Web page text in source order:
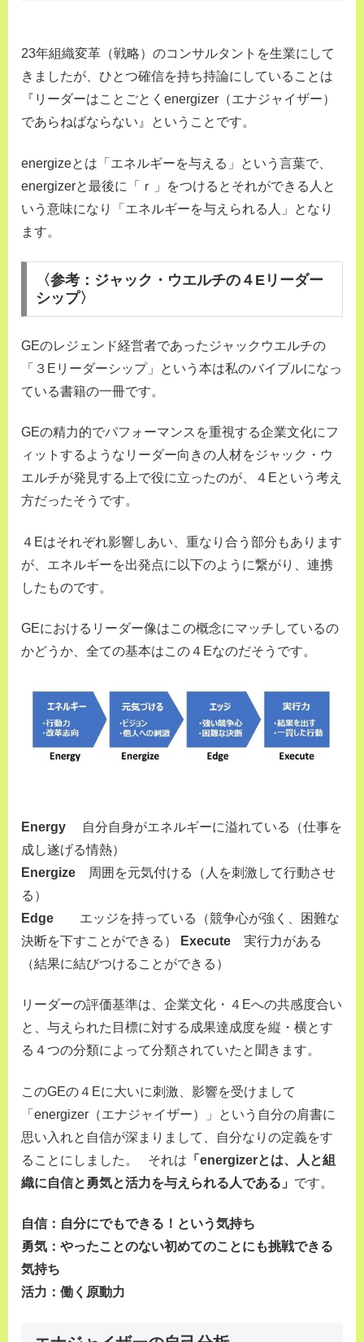
23年組織変革（戦略）のコンサルタントを生業にして
きましたが、ひとつ確信を持ち持論にしていることは
『リーダーはことごとくenergizer（エナジャイザー）
であらねばならない』ということです。
energizeとは「エネルギーを与える」という言葉で、
energizerと最後に「ｒ」をつけるとそれができる人と
いう意味になり「エネルギーを与えられる人」となり
ます。
〈参考：ジャック・ウエルチの４Eリーダー
シップ〉
GEのレジェンド経営者であったジャックウエルチの
「３Eリーダーシップ」という本は私のバイブルになっ
ている書籍の一冊です。
GEの精力的でパフォーマンスを重視する企業文化にフ
ィットするようなリーダー向きの人材をジャック・ウ
エルチが発見する上で役に立ったのが、４Eという考え
方だったそうです。
４Eはそれぞれ影響しあい、重なり合う部分もあります
が、エネルギーを出発点に以下のように繋がり、連携
したものです。
GEにおけるリーダー像はこの概念にマッチしているの
かどうか、全ての基本はこの４Eなのだそうです。
Energy 自分自身がエネルギーに溢れている（仕事を
成し遂げる情熱）
Energize 周囲を元気付ける（人を刺激して行動させ
る）
Edge
エッジを持っている（競争心が強く、困難な
決断を下すことができる）
Execute
実行力がある
（結果に結びつけることができる）
リーダーの評価基準は、企業文化・４Eへの共感度合い
と、与えられた目標に対する成果達成度を縦・横とす
る４つの分類によって分類されていたと聞きます。
このGEの４Eに大いに刺激、影響を受けまして
「energizer（エナジャイザー）」という自分の肩書に
思い入れと自信が深まりまして、自分なりの定義をす
ることにしました。 それは 「energizerとは、人と組
織に自信と勇気と活力を与えられる人である」 です。
自信：自分にでもできる！という気持ち
勇気：やったことのない初めてのことにも挑戦できる
気持ち
活力：働く原動力